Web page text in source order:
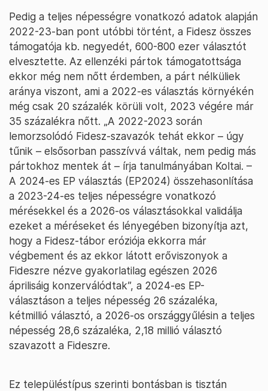
Pedig a teljes népességre vonatkozó adatok alapján
2022-23-ban pont utóbbi történt, a Fidesz összes
támogatója kb. negyedét, 600-800 ezer választót
elvesztette. Az ellenzéki pártok támogatottsága
ekkor még nem nőtt érdemben, a párt nélküliek
aránya viszont, ami a 2022-es választás környékén
még csak 20 százalék körüli volt, 2023 végére már
35 százalékra nőtt. „A 2022-2023 során
lemorzsolódó Fidesz-szavazók tehát ekkor – úgy
tűnik – elsősorban passzívvá váltak, nem pedig más
pártokhoz mentek át – írja tanulmányában Koltai. –
A 2024-es EP választás (EP2024) összehasonlítása
a 2023-24-es teljes népességre vonatkozó
mérésekkel és a 2026-os választásokkal validálja
ezeket a méréseket és lényegében bizonyítja azt,
hogy a Fidesz-tábor eróziója ekkorra már
végbement és az ekkor látott erőviszonyok a
Fideszre nézve gyakorlatilag egészen 2026
áprilisáig konzerválódtak”, a 2024-es EP-
választáson a teljes népesség 26 százaléka,
kétmillió választó, a 2026-os országgyűlésin a teljes
népesség 28,6 százaléka, 2,18 millió választó
szavazott a Fideszre.
Ez településtípus szerinti bontásban is tisztán